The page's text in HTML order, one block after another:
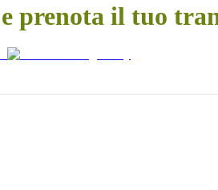
prenota il tuo